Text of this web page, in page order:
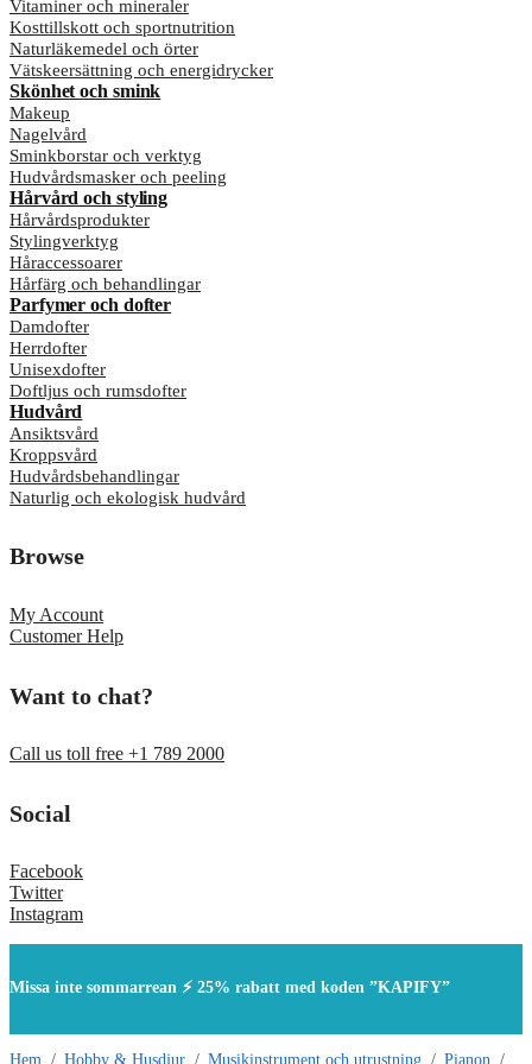
Vitaminer och mineraler
Kosttillskott och sportnutrition
Naturläkemedel och örter
Vätskeersättning och energidrycker
Skönhet och smink
Makeup
Nagelvård
Sminkborstar och verktyg
Hudvårdsmasker och peeling
Hårvård och styling
Hårvårdsprodukter
Stylingverktyg
Håraccessoarer
Hårfärg och behandlingar
Parfymer och dofter
Damdofter
Herrdofter
Unisexdofter
Doftljus och rumsdofter
Hudvård
Ansiktsvård
Kroppsvård
Hudvårdsbehandlingar
Naturlig och ekologisk hudvård
Browse
My Account
Customer Help
Want to chat?
Call us toll free +1 789 2000
Social
Facebook
Twitter
Instagram
Missa inte sommarrean ⚡ 25% rabatt med koden ”KAPIFY”
Hem / Hobby & Husdjur / Musikinstrument och utrustning / Pianon /